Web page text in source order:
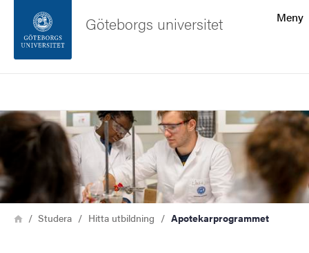
Sidfoten
Om webbplatsen
Meny
Göteborgs universitet
Bild
Länkstig
HemStudera Hitta utbildning Apotekarprogrammet